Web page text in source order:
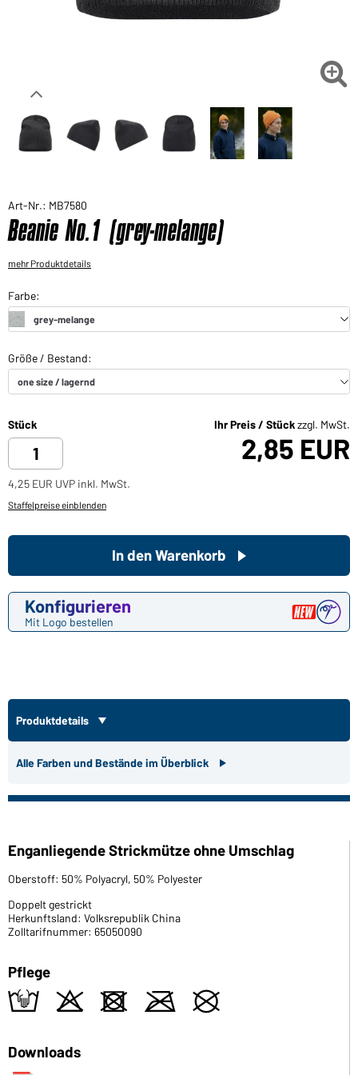
Sie möchten gerne für Ihren privaten Bedarf

Art-Nr.: MB7580
Beanie No.1 (grey-melange)
mehr Produktdetails
Stück Ihr Preis / Stückzzgl. MwSt.
2,85 EUR
4,25 EUR UVP inkl. MwSt.
Staffelpreise einblenden
Konfigurieren
Mit Logo bestellen
In den Warenkorb
Produktdetails
Alle Farben und Bestände im Überblick
Enganliegende Strickmütze ohne Umschlag
Oberstoff: 50% Polyacryl, 50% Polyester
Doppelt gestrickt
Herkunftsland: Volksrepublik China
Zolltarifnummer: 65050090
Pflege
t o d m U
Downloads